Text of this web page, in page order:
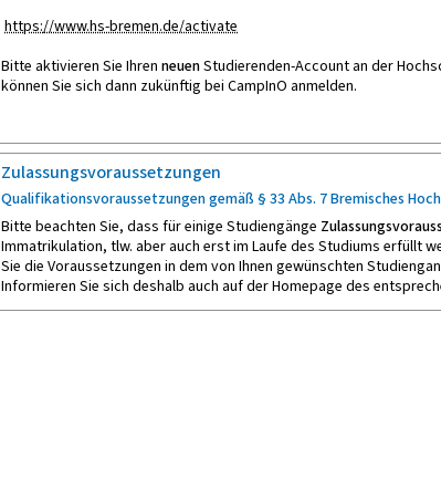
https://www.hs-bremen.de/activate
Bitte aktivieren Sie Ihren neuenStudierenden-Account an der
können Sie sich dann zukünftig bei CampInO anmelden.
Zulassungsvoraussetzungen
Qualifikationsvoraussetzungen gemäß § 33 Abs. 7 Bremisches
Bitte beachten Sie, dass für einige Studiengänge
Immatrikulation, tlw. aber auch erst im Laufe des Studiums erfüllt
Sie die Voraussetzungen in dem von Ihnen gewünschten
Informieren Sie sich deshalb auch auf der Homepage des